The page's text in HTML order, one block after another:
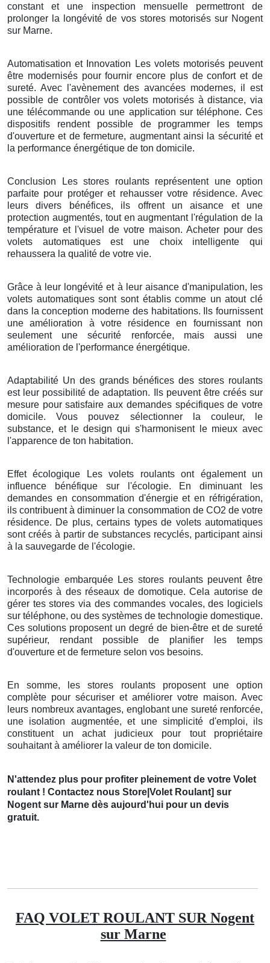
constant et une inspection mensuelle permettront de
prolonger la longévité de vos stores motorisés sur Nogent
sur Marne.
Automatisation et Innovation Les volets motorisés peuvent
être modernisés pour fournir encore plus de confort et de
sureté. Avec l'avènement des avancées modernes, il est
possible de contrôler vos volets motorisés à distance, via
une télécommande ou une application sur téléphone. Ces
dispositifs rendent possible de programmer les temps
d'ouverture et de fermeture, augmentant ainsi la sécurité et
la performance énergétique de ton domicile.
Conclusion Les stores roulants représentent une option
parfaite pour protéger et rehausser votre résidence. Avec
leurs divers bénéfices, ils offrent un aisance et une
protection augmentés, tout en augmentant l'régulation de la
température et l'visuel de votre maison. Acheter pour des
volets automatiques est une choix intelligente qui
rehaussera la qualité de votre vie.
Grâce à leur longévité et à leur aisance d'manipulation, les
volets automatiques sont sont établis comme un atout clé
dans la conception moderne des habitations. Ils fournissent
une amélioration à votre résidence en fournissant non
seulement une sécurité renforcée, mais aussi une
amélioration de l'performance énergétique.
Adaptabilité Un des grands bénéfices des stores roulants
est leur possibilité de adaptation. Ils peuvent être créés sur
mesure pour satisfaire aux demandes spécifiques de votre
domicile. Vous pouvez sélectionner la couleur, le
substance, et le design qui s'harmonisent le mieux avec
l'apparence de ton habitation.
Effet écologique Les volets roulants ont également un
influence bénéfique sur l'écologie. En diminuant les
demandes en consommation d'énergie et en réfrigération,
ils contribuent à diminuer la consommation de CO2 de votre
résidence. De plus, certains types de volets automatiques
sont créés à partir de substances recyclés, participant ainsi
à la sauvegarde de l'écologie.
Technologie embarquée Les stores roulants peuvent être
incorporés à des réseaux de domotique. Cela autorise de
gérer tes stores via des commandes vocales, des logiciels
sur téléphone, ou des systèmes de technologie domestique.
Ces solutions proposent un degré de bien-être et de sureté
supérieur, rendant possible de planifier les temps
d'ouverture et de fermeture selon vos besoins.
En somme, les stores roulants proposent une option
complète pour sécuriser et améliorer votre maison. Avec
leurs nombreux avantages, englobant une sureté renforcée,
une isolation augmentée, et une simplicité d'emploi, ils
constituent un achat judicieux pour tout propriétaire
souhaitant à améliorer la valeur de ton domicile.
N'attendez plus pour profiter pleinement de votre Volet
roulant ! Contactez nous Store|Volet Roulant] sur
Nogent sur Marne dès aujourd'hui pour un devis
gratuit.
FAQ VOLET ROULANT SUR Nogent
sur Marne